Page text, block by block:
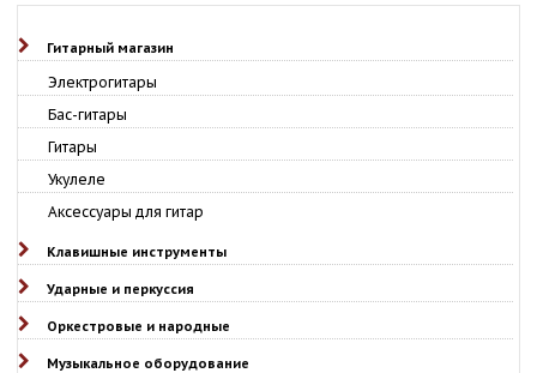
Гитарный магазин
Электрогитары
Бас-гитары
Гитары
Укулеле
Аксессуары для гитар
Клавишные инструменты
Ударные и перкуссия
Оркестровые и народные
Музыкальное оборудование